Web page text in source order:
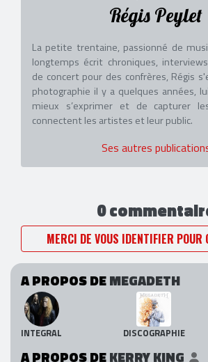
Régis Peylet
La petite trentaine, passionné de
longtemps écrit chroniques,
de concert pour des confrères, Régis
photographie il y a quelques années,
mieux s’exprimer et de capturer
connectent les artistes et leur public.
Ses autres
0
MERCI DE VOUS IDENTIFIER POUR
A PROPOS DEMEGADETH
INTEGRAL DISCOGRAPHIE
A PROPOS DEKERRY KING